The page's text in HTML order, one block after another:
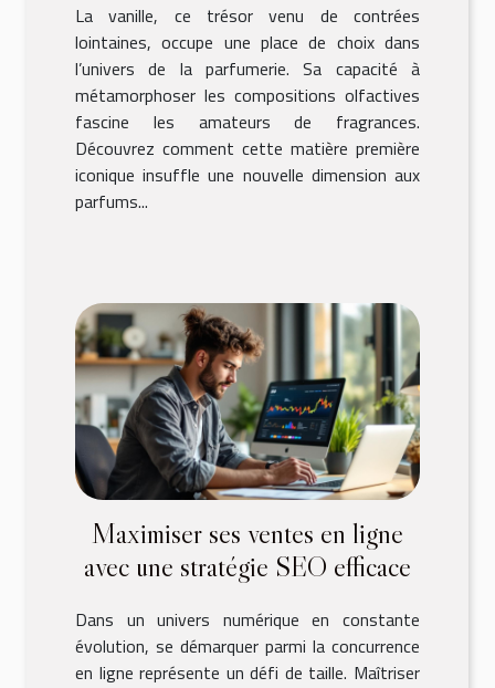
La vanille, ce trésor venu de contrées
lointaines, occupe une place de choix dans
l’univers de la parfumerie. Sa capacité à
métamorphoser les compositions olfactives
fascine les amateurs de fragrances.
Découvrez comment cette matière première
iconique insuffle une nouvelle dimension aux
parfums...
Maximiser ses ventes en ligne
avec une stratégie SEO efficace
Dans un univers numérique en constante
évolution, se démarquer parmi la concurrence
en ligne représente un défi de taille. Maîtriser